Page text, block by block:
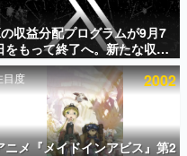
ージビュー数万以上！ などな
、電ファミ渾身の“殿堂入り”記
収益分配プログラムが9月7
をもって終了へ。新たな収益
制度「Original Content
Program」を発表
目度 2002
ニメ『メイドインアビス』第2